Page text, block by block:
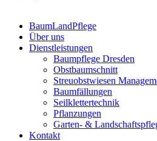
BaumLandPflege
Über uns
Dienstleistungen
Baumpflege Dresden
Obstbaumschnitt
Streuobstwiesen
Baumfällungen
Seilklettertechnik
Pflanzungen
Garten- &
Kontakt